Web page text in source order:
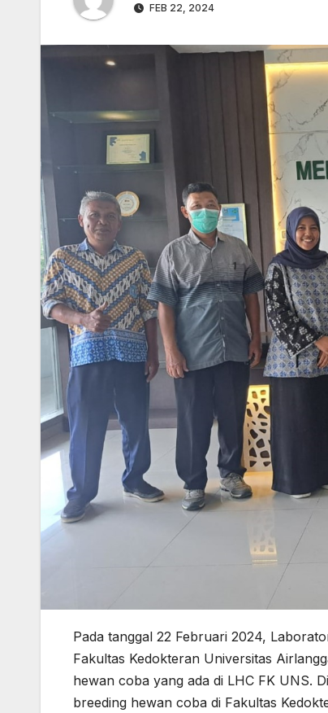
FEB 22, 2024
Pada tanggal 22 Februari 2024,
Fakultas Kedokteran Universitas
hewan coba yang ada di LHC FK UNS.
breeding hewan coba di Fakultas